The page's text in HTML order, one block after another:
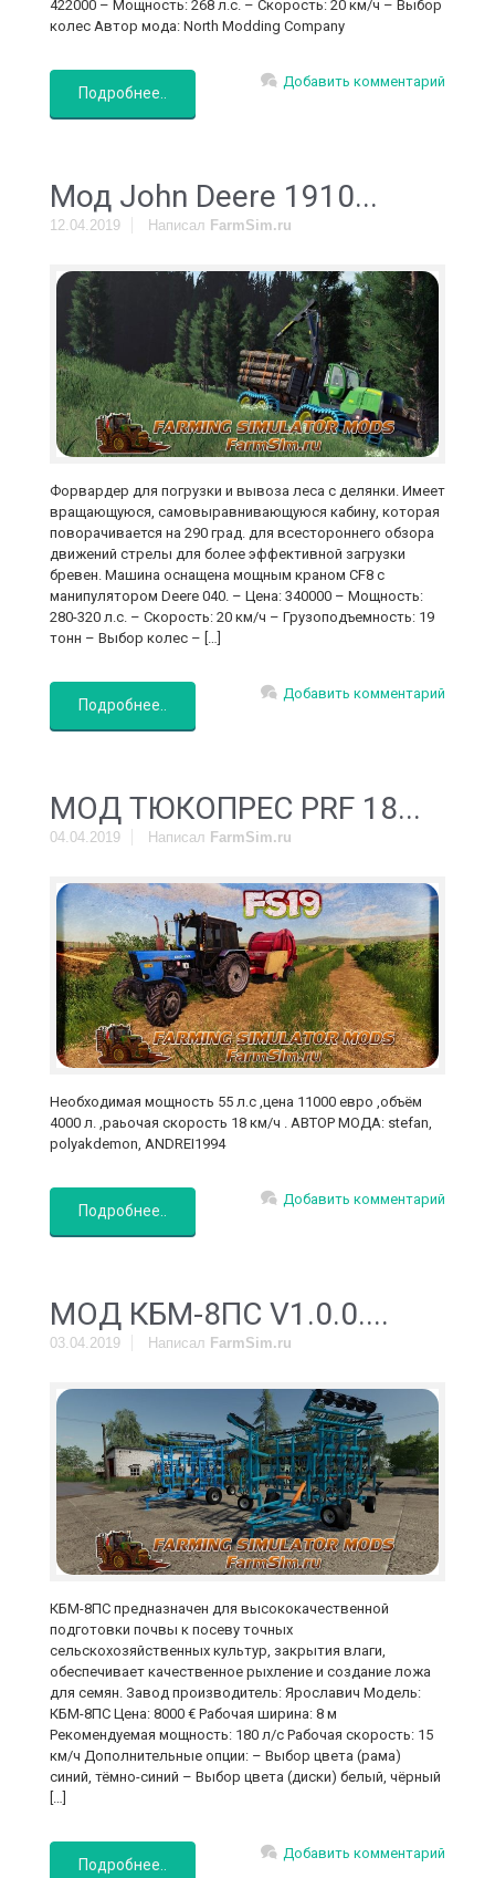
422000 – Мощность: 268 л.с. – Скорость: 20 км/ч – Выбор
колес Автор мода: North Modding Company
Подробнее..
Добавить комментарий
Мод John Deere 1910...
12.04.2019 Написал FarmSim.ru
Форвардер для погрузки и вывоза леса с делянки. Имеет
вращающуюся, самовыравнивающуюся кабину, которая
поворачивается на 290 град. для всестороннего обзора
движений стрелы для более эффективной загрузки
бревен. Машина оснащена мощным краном CF8 с
манипулятором Deere 040. – Цена: 340000 – Мощность:
280-320 л.с. – Скорость: 20 км/ч – Грузоподъемность: 19
тонн – Выбор колес – […]
Подробнее..
Добавить комментарий
MOД ТЮКОПРЕС PRF 18...
04.04.2019 Написал FarmSim.ru
Необходимая мощность 55 л.с ,цена 11000 евро ,объём
4000 л. ,раьочая скорость 18 км/ч . АВТОР МОДА: stefan,
polyakdemon, ANDREI1994
Подробнее..
Добавить комментарий
МОД КБМ-8ПС V1.0.0....
03.04.2019 Написал FarmSim.ru
КБМ-8ПС предназначен для высококачественной
подготовки почвы к посеву точных
сельскохозяйственных культур, закрытия влаги,
обеспечивает качественное рыхление и создание ложа
для семян. Завод производитель: Ярославич Модель:
КБМ-8ПС Цена: 8000 € Рабочая ширина: 8 м
Рекомендуемая мощность: 180 л/с Рабочая скорость: 15
км/ч Дополнительные опции: – Выбор цвета (рама)
синий, тёмно-синий – Выбор цвета (диски) белый, чёрный
[…]
Подробнее..
Добавить комментарий